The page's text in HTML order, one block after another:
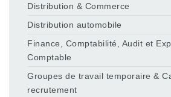
Distribution & Commerce
Distribution automobile
Finance, Comptabilité, Audit et
Comptable
Groupes de travail temporaire &
recrutement